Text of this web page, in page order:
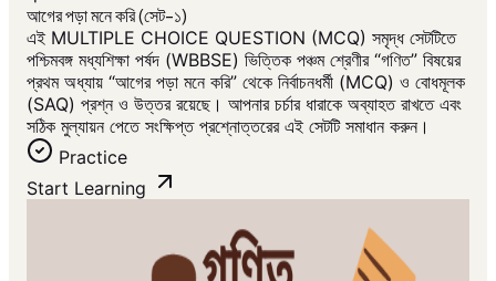
আগের পড়া মনে করি (সেট-১)
এই MULTIPLE CHOICE QUESTION (MCQ) সমৃদ্ধ সেটটিতে
পশ্চিমবঙ্গ মধ্যশিক্ষা পর্ষদ (WBBSE) ভিত্তিক পঞ্চম শ্রেণীর “গণিত” বিষয়ের
প্রথম অধ্যায় “আগের পড়া মনে করি” থেকে নির্বাচনধর্মী (MCQ) ও বোধমূলক
(SAQ) প্রশ্ন ও উত্তর রয়েছে। আপনার চর্চার ধারাকে অব্যাহত রাখতে এবং
সঠিক মুল্যায়ন পেতে সংক্ষিপ্ত প্রশ্নোত্তরের এই সেটটি সমাধান করুন।
Practice
Start Learning